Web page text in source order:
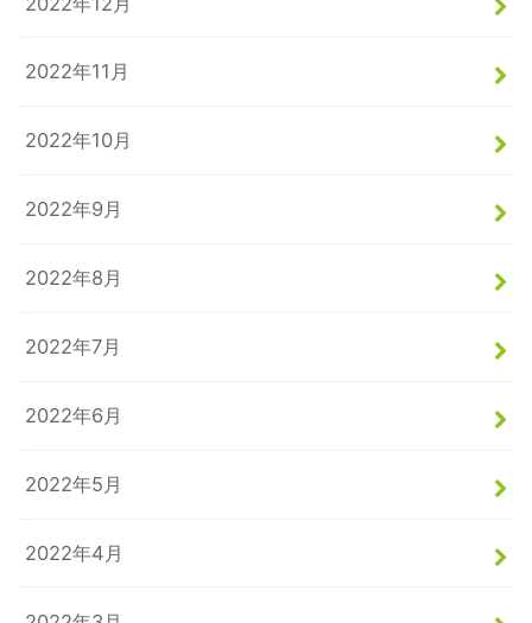
2022年11月
2022年10月
2022年9月
2022年8月
2022年7月
2022年6月
2022年5月
2022年4月